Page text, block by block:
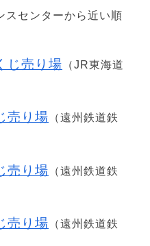
スセンターから近い順
じ売り場 （JR東海道
売り場 （遠州鉄道鉄
売り場 （遠州鉄道鉄
売り場 （遠州鉄道鉄